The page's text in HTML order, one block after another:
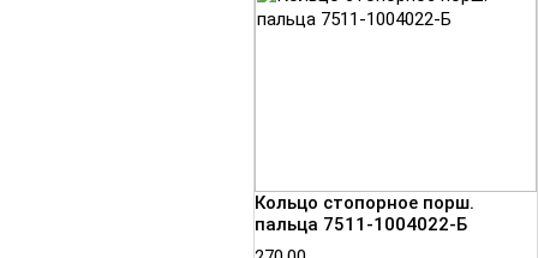
Кольцо стопорное порш.
пальца 7511-1004022-Б